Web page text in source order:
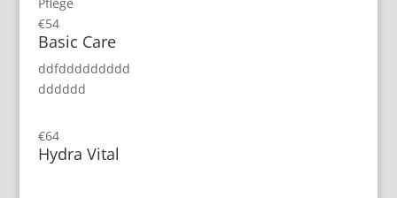
€54
Basic Care
ddfddddddddd
dddddd
€64
Hydra Vital